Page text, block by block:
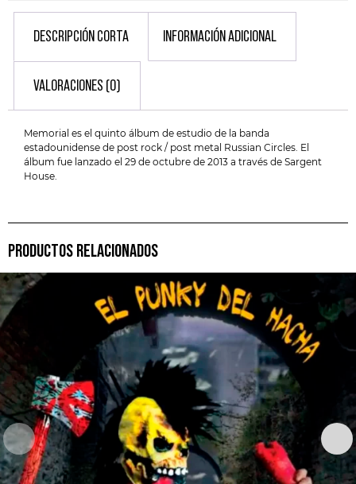
DESCRIPCIÓN CORTA INFORMACIÓN ADICIONAL
VALORACIONES (0)
Memorial es el quinto álbum de estudio de la banda
estadounidense de post rock / post metal Russian Circles. El
álbum fue lanzado el 29 de octubre de 2013 a través de Sargent
House.
PRODUCTOS RELACIONADOS